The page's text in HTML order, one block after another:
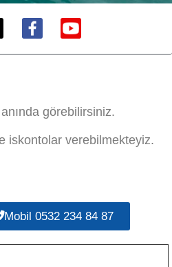
görebilirsiniz.
iskontolar verebilmekteyiz.
Mobil 0532 234 84 87